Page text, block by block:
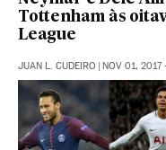
Tottenham às
League
JUAN L. CUDEIRO | NOV 01, 2017